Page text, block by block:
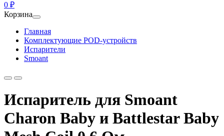
0 ₽
Корзина
Главная
Комплектующие POD-устройств
Испарители
Smoant
Испаритель для Smoant
Charon Baby и Battlestar Baby